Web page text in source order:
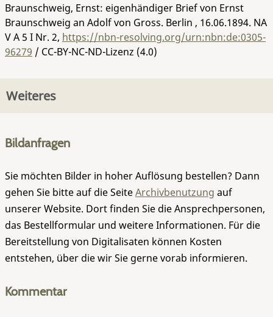
Braunschweig, Ernst: eigenhändiger Brief von Ernst
Braunschweig an Adolf von Gross. Berlin , 16.06.1894. NA
V A 5 I Nr. 2, https://nbn-resolving.org/urn:nbn:de:0305-
96279 / CC-BY-NC-ND-Lizenz (4.0)
Weiteres
Bildanfragen
Sie möchten Bilder in hoher Auflösung bestellen? Dann
gehen Sie bitte auf die SeiteArchivbenutzung auf
unserer Website. Dort finden Sie die Ansprechpersonen,
das Bestellformular und weitere Informationen. Für die
Bereitstellung von Digitalisaten können Kosten
entstehen, über die wir Sie gerne vorab informieren.
Kommentar